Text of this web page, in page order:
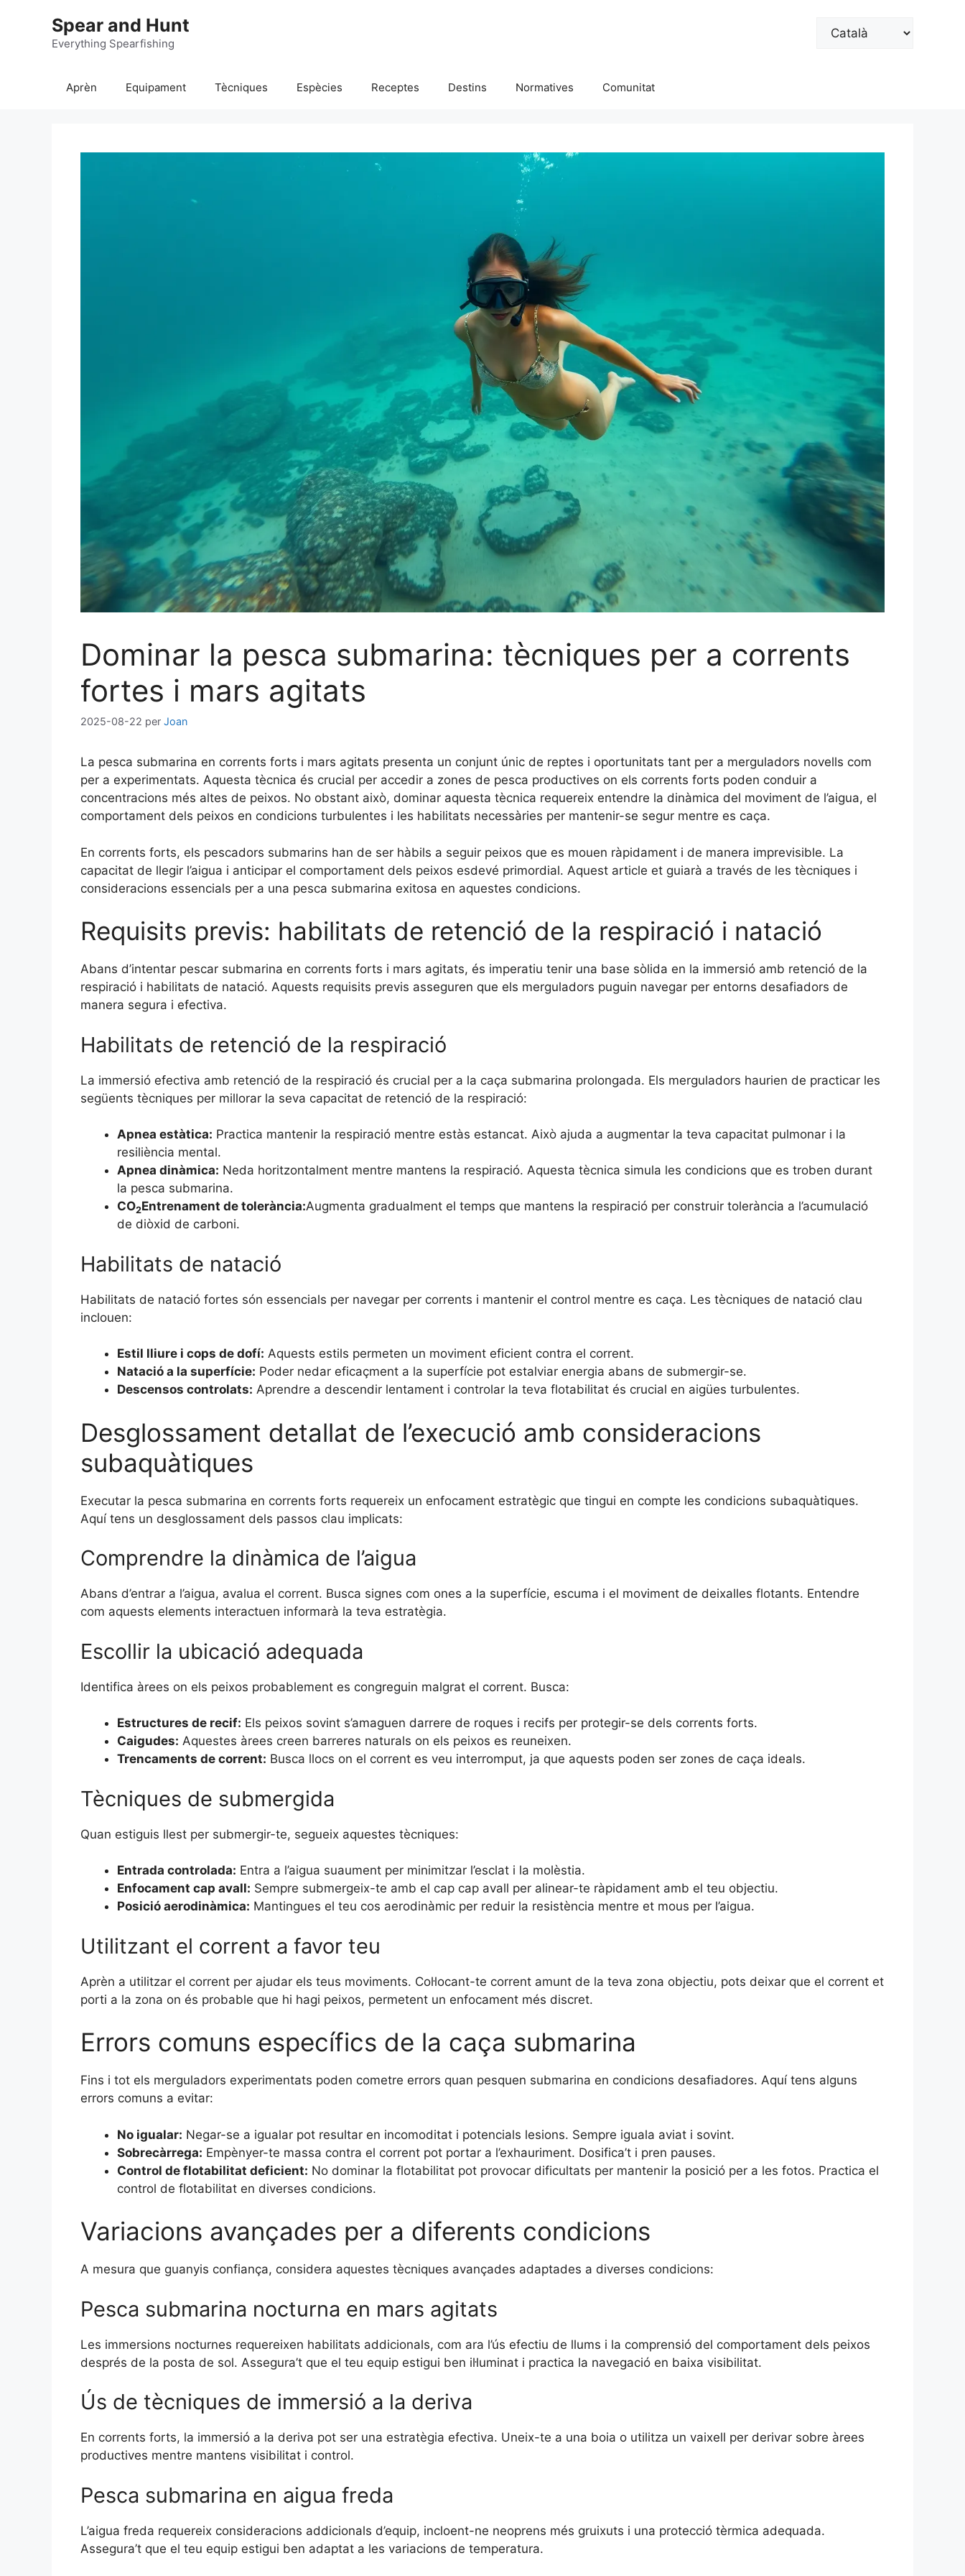
contingut
Spear and Hunt
Everything Spearfishing
Trieu
Aprèn Equipament Tècniques Espècies Receptes Destins Normatives Comunitat
Dominar la pesca submarina: tècniques per a corrents
fortes i mars agitats
2025-08-22 per Joan
La pesca submarina en corrents forts i mars agitats presenta un conjunt únic de reptes i oportunitats tant per a merguladors novells com
per a experimentats. Aquesta tècnica és crucial per accedir a zones de pesca productives on els corrents forts poden conduir a
concentracions més altes de peixos. No obstant això, dominar aquesta tècnica requereix entendre la dinàmica del moviment de l’aigua, el
comportament dels peixos en condicions turbulentes i les habilitats necessàries per mantenir-se segur mentre es caça.
En corrents forts, els pescadors submarins han de ser hàbils a seguir peixos que es mouen ràpidament i de manera imprevisible. La
capacitat de llegir l’aigua i anticipar el comportament dels peixos esdevé primordial. Aquest article et guiarà a través de les tècniques i
consideracions essencials per a una pesca submarina exitosa en aquestes condicions.
Requisits previs: habilitats de retenció de la respiració i natació
Abans d’intentar pescar submarina en corrents forts i mars agitats, és imperatiu tenir una base sòlida en la immersió amb retenció de la
respiració i habilitats de natació. Aquests requisits previs asseguren que els merguladors puguin navegar per entorns desafiadors de
manera segura i efectiva.
Habilitats de retenció de la respiració
La immersió efectiva amb retenció de la respiració és crucial per a la caça submarina prolongada. Els merguladors haurien de practicar les
següents tècniques per millorar la seva capacitat de retenció de la respiració:
Apnea estàtica: Practica mantenir la respiració mentre estàs estancat. Això ajuda a augmentar la teva capacitat pulmonar i la
resiliència mental.
Apnea dinàmica: Neda horitzontalment mentre mantens la respiració. Aquesta tècnica simula les condicions que es troben durant
la pesca submarina.
CO2Entrenament de tolerància:Augmenta gradualment el temps que mantens la respiració per construir tolerància a l’acumulació
de diòxid de carboni.
Habilitats de natació
Habilitats de natació fortes són essencials per navegar per corrents i mantenir el control mentre es caça. Les tècniques de natació clau
inclouen:
Estil lliure i cops de dofí: Aquests estils permeten un moviment eficient contra el corrent.
Natació a la superfície: Poder nedar eficaçment a la superfície pot estalviar energia abans de submergir-se.
Descensos controlats: Aprendre a descendir lentament i controlar la teva flotabilitat és crucial en aigües turbulentes.
Desglossament detallat de l’execució amb consideracions
subaquàtiques
Executar la pesca submarina en corrents forts requereix un enfocament estratègic que tingui en compte les condicions subaquàtiques.
Aquí tens un desglossament dels passos clau implicats:
Comprendre la dinàmica de l’aigua
Abans d’entrar a l’aigua, avalua el corrent. Busca signes com ones a la superfície, escuma i el moviment de deixalles flotants. Entendre
com aquests elements interactuen informarà la teva estratègia.
Escollir la ubicació adequada
Identifica àrees on els peixos probablement es congreguin malgrat el corrent. Busca:
Estructures de recif: Els peixos sovint s’amaguen darrere de roques i recifs per protegir-se dels corrents forts.
Caigudes: Aquestes àrees creen barreres naturals on els peixos es reuneixen.
Trencaments de corrent: Busca llocs on el corrent es veu interromput, ja que aquests poden ser zones de caça ideals.
Tècniques de submergida
Quan estiguis llest per submergir-te, segueix aquestes tècniques:
Entrada controlada: Entra a l’aigua suaument per minimitzar l’esclat i la molèstia.
Enfocament cap avall: Sempre submergeix-te amb el cap cap avall per alinear-te ràpidament amb el teu objectiu.
Posició aerodinàmica: Mantingues el teu cos aerodinàmic per reduir la resistència mentre et mous per l’aigua.
Utilitzant el corrent a favor teu
Aprèn a utilitzar el corrent per ajudar els teus moviments. Col·locant-te corrent amunt de la teva zona objectiu, pots deixar que el corrent et
porti a la zona on és probable que hi hagi peixos, permetent un enfocament més discret.
Errors comuns específics de la caça submarina
Fins i tot els merguladors experimentats poden cometre errors quan pesquen submarina en condicions desafiadores. Aquí tens alguns
errors comuns a evitar:
No igualar: Negar-se a igualar pot resultar en incomoditat i potencials lesions. Sempre iguala aviat i sovint.
Sobrecàrrega: Empènyer-te massa contra el corrent pot portar a l’exhauriment. Dosifica’t i pren pauses.
Control de flotabilitat deficient: No dominar la flotabilitat pot provocar dificultats per mantenir la posició per a les fotos. Practica el
control de flotabilitat en diverses condicions.
Variacions avançades per a diferents condicions
A mesura que guanyis confiança, considera aquestes tècniques avançades adaptades a diverses condicions:
Pesca submarina nocturna en mars agitats
Les immersions nocturnes requereixen habilitats addicionals, com ara l’ús efectiu de llums i la comprensió del comportament dels peixos
després de la posta de sol. Assegura’t que el teu equip estigui ben il·luminat i practica la navegació en baixa visibilitat.
Ús de tècniques de immersió a la deriva
En corrents forts, la immersió a la deriva pot ser una estratègia efectiva. Uneix-te a una boia o utilitza un vaixell per derivar sobre àrees
productives mentre mantens visibilitat i control.
Pesca submarina en aigua freda
L’aigua freda requereix consideracions addicionals d’equip, incloent-ne neoprens més gruixuts i una protecció tèrmica adequada.
Assegura’t que el teu equip estigui ben adaptat a les variacions de temperatura.